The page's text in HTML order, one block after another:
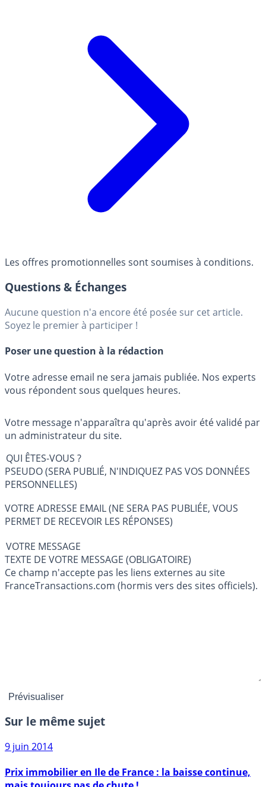
Les offres promotionnelles sont soumises à conditions.
Questions & Échanges
Aucune question n'a encore été posée sur cet article.
Soyez le premier à participer !
Poser une question à la rédaction
Votre adresse email ne sera jamais publiée. Nos experts
vous répondent sous quelques heures.
Votre message n'apparaîtra qu'après avoir été validé par
un administrateur du site.
QUI ÊTES-VOUS ?
PSEUDO (SERA PUBLIÉ, N'INDIQUEZ PAS VOS DONNÉES
PERSONNELLES)
VOTRE ADRESSE EMAIL (NE SERA PAS PUBLIÉE, VOUS
PERMET DE RECEVOIR LES RÉPONSES)
VOTRE MESSAGE
TEXTE DE VOTRE MESSAGE (OBLIGATOIRE)
Ce champ n'accepte pas les liens externes au site
FranceTransactions.com (hormis vers des sites officiels).
Sur le même sujet
9 juin 2014